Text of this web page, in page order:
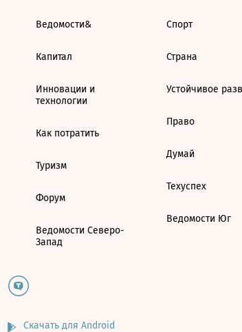
Ведомости&
Капитал
Инновации и
технологии
Как потратить
Туризм
Форум
Ведомости Северо-
Запад
Спорт
Страна
Устойчивое
Право
Думай
Техуспех
Ведомости Юг
Скачать для Android